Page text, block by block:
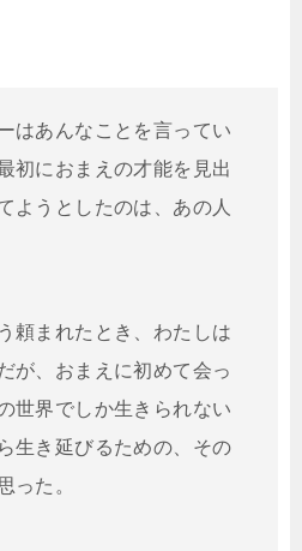
はあんなことを言ってい
初におまえの才能を見出
ようとしたのは、あの人
頼まれたとき、わたしは
が、おまえに初めて会っ
世界でしか生きられない
生き延びるための、その
った。